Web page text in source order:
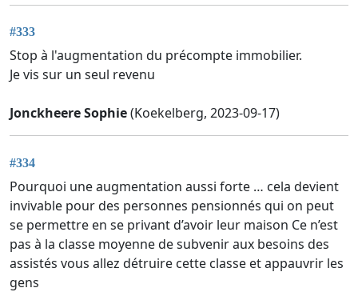
#333
Stop à l'augmentation du précompte immobilier.
Je vis sur un seul revenu
Jonckheere Sophie(Koekelberg, 2023-09-17)
#334
Pourquoi une augmentation aussi forte … cela devient
invivable pour des personnes pensionnés qui on peut
se permettre en se privant d’avoir leur maison Ce n’est
pas à la classe moyenne de subvenir aux besoins des
assistés vous allez détruire cette classe et appauvrir les
gens